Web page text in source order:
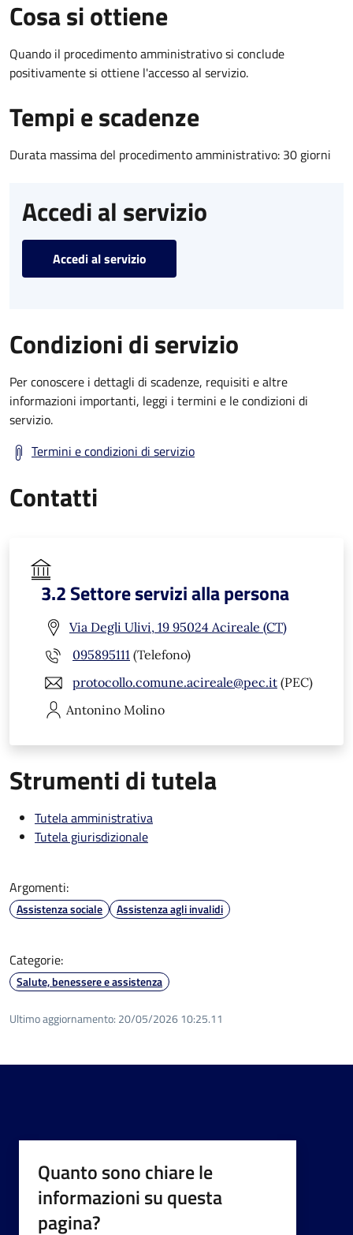
Cosa si ottiene
Quando il procedimento amministrativo si conclude
positivamente si ottiene l'accesso al servizio.
Tempi e scadenze
Durata massima del procedimento amministrativo: 30 giorni
Accedi al servizio
Accedi al servizio
Condizioni di servizio
Per conoscere i dettagli di scadenze, requisiti e altre
informazioni importanti, leggi i termini e le condizioni di
servizio.
Termini e condizioni di servizio
Contatti
3.2 Settore servizi alla persona
Via Degli Ulivi, 19 95024 Acireale (CT)
095895111 (Telefono)
protocollo.comune.acireale@pec.it (PEC)
Antonino Molino
Strumenti di tutela
Tutela amministrativa
Tutela giurisdizionale
Argomenti:
Assistenza sociale Assistenza agli invalidi
Categorie:
Salute, benessere e assistenza
Ultimo aggiornamento: 20/05/2026 10:25.11
Quanto sono chiare le
informazioni su questa
pagina?